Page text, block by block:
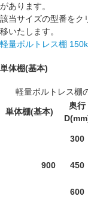
があります。
該当サイズの型番をク
移いたします。
軽量ボルトレス棚
単体棚(基本)
軽量ボルトレス棚
単体棚(基本)
奥行
900
300
450
600